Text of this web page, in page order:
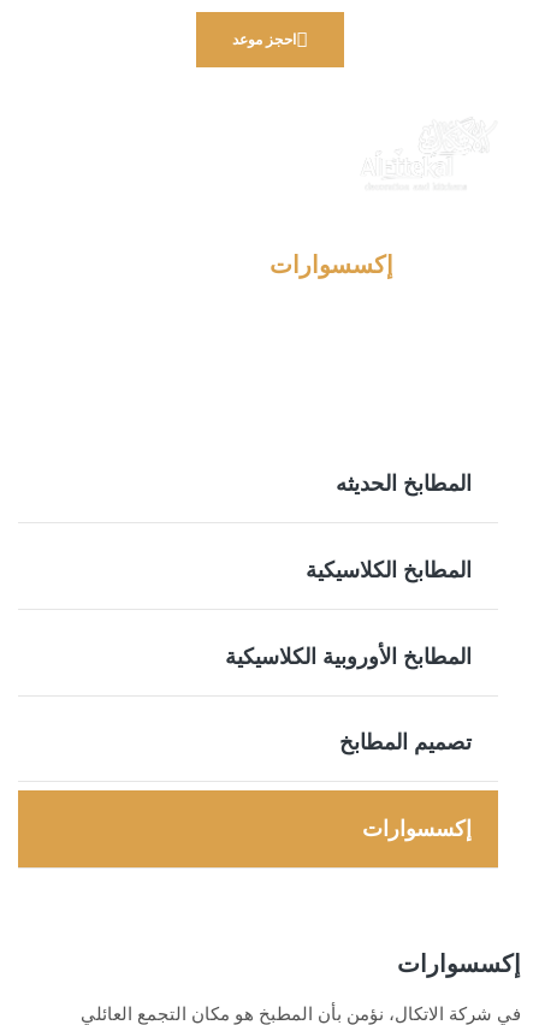
احجز موعد
إكسسوارات
المطابخ الحديثه
المطابخ الكلاسيكية
المطابخ الأوروبية الكلاسيكية
تصميم المطابخ
إكسسوارات
إكسسوارات
في شركة الاتكال، نؤمن بأن المطبخ هو مكان التجمع العائلي